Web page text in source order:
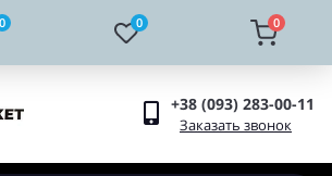
0 0 0
+38 (093) 283-00-11
Заказать звонок